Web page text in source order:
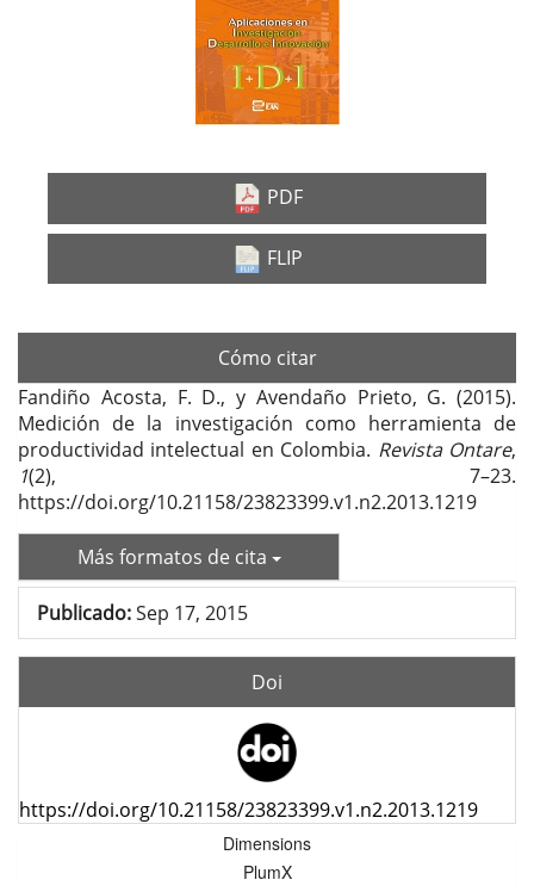
PDF
FLIP
Cómo citar
Fandiño Acosta, F. D., y Avendaño Prieto, G. (2015).
Medición de la investigación como herramienta de
productividad intelectual en Colombia. Revista Ontare,
1(2), 7–23.
https://doi.org/10.21158/23823399.v1.n2.2013.1219
Más formatos de cita
Publicado:Sep 17, 2015
Doi
https://doi.org/10.21158/23823399.v1.n2.2013.1219
Dimensions
PlumX